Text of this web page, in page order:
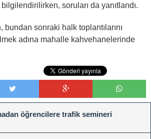
soruları da yanıtlandı.
bundan sonraki halk toplantılarını
adına mahalle kahvehanelerinde
öğrencilere trafik semineri